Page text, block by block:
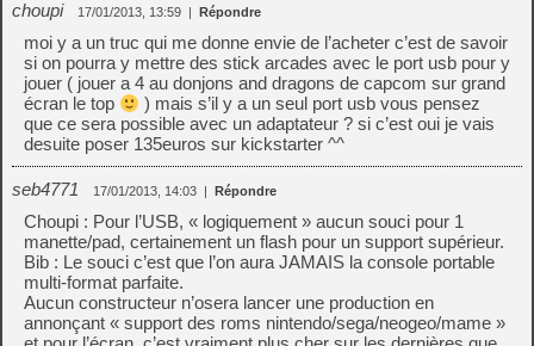
choupi 17/01/2013, 13:59 | Répondre
moi y a un truc qui me donne envie de l’acheter c’est de savoir
si on pourra y mettre des stick arcades avec le port usb pour y
jouer ( jouer a 4 au donjons and dragons de capcom sur grand
écran le top
) mais s’il y a un seul port usb vous pensez
que ce sera possible avec un adaptateur ? si c’est oui je vais
desuite poser 135euros sur kickstarter ^^
seb4771 17/01/2013, 14:03 | Répondre
Choupi : Pour l’USB, « logiquement » aucun souci pour 1
manette/pad, certainement un flash pour un support supérieur.
Bib : Le souci c’est que l’on aura JAMAIS la console portable
multi-format parfaite.
Aucun constructeur n’osera lancer une production en
annonçant « support des roms nintendo/sega/neogeo/mame »